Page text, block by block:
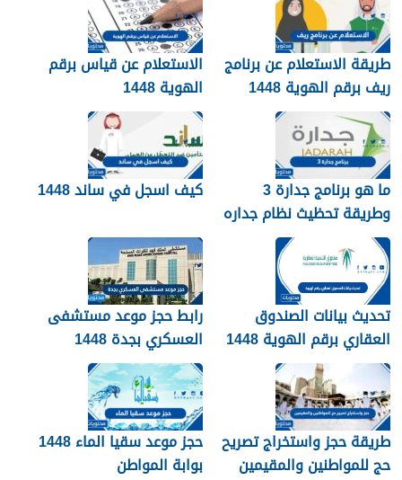
طريقة الاستعلام عن برنامج
ريف برقم الهوية 1448
الاستعلام عن قياس برقم
الهوية 1448
services.qiyas.sa
ما هو برنامج جدارة 3
وطريقة تحظيث نظام جداره
1448
كيف اسجل في ساند 1448
تحديث بيانات الصندوق
العقاري برقم الهوية 1448
الرابط والخطوات
رابط حجز موعد مستشفى
العسكري بجدة 1448
طريقة حجز واستخراج تصريح
حج للمواطنين والمقيمين
حجز موعد سقيا الماء 1448
بوابة المواطن